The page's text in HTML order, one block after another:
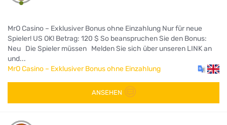
MrO Casino – Exklusiver Bonus ohne Einzahlung Nur für neue
Spieler! US OK! Betrag: 120 $ So beanspruchen Sie den Bonus:
Neu Die Spieler müssen Melden Sie sich über unseren LINK an
und...
MrO Casino – Exklusiver Bonus ohne Einzahlung
ANSEHEN